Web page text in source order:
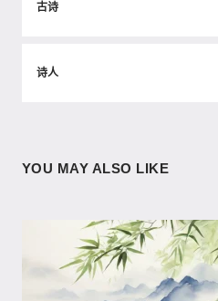
古诗
诗人
YOU MAY ALSO LIKE